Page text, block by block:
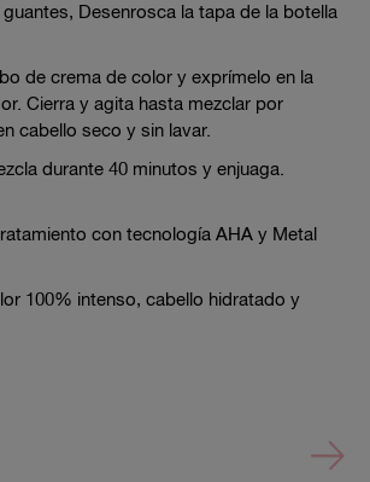
guantes, Desenrosca la tapa de la botella
de crema de color y exprímelo en la
Cierra y agita hasta mezclar por
cabello seco y sin lavar.
durante 40 minutos y enjuaga.
con tecnología AHA y Metal
100% intenso, cabello hidratado y